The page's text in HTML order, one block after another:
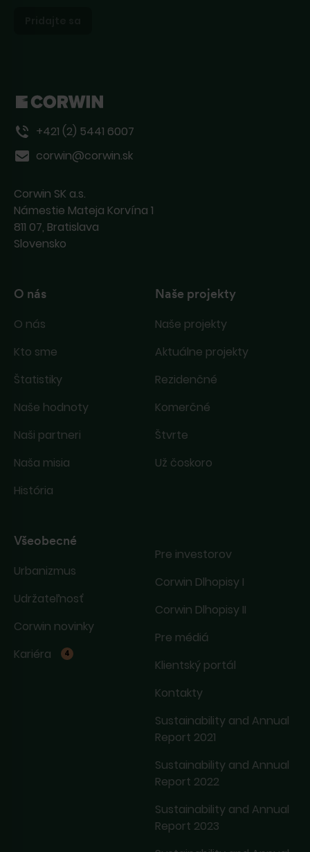
alebo telefonicky.
+421 (2) 5441 6007
corwin@corwin.sk
Corwin SK a.s.
Námestie Mateja Korvína 1
811 07, Bratislava
Slovensko
O nás
O nás
Kto sme
Štatistiky
Naše hodnoty
Naši partneri
Naša misia
História
Naše projekty
Naše projekty
Aktuálne projekty
Rezidenčné
Komerčné
Štvrte
Už čoskoro
Všeobecné
Urbanizmus
Udržateľnosť
Corwin novinky
Kariéra
4
Pre investorov
Corwin Dlhopisy I
Corwin Dlhopisy II
Pre médiá
Klientský portál
Kontakty
Sustainability and Annual
Report 2021
Sustainability and Annual
Report 2022
Sustainability and Annual
Report 2023